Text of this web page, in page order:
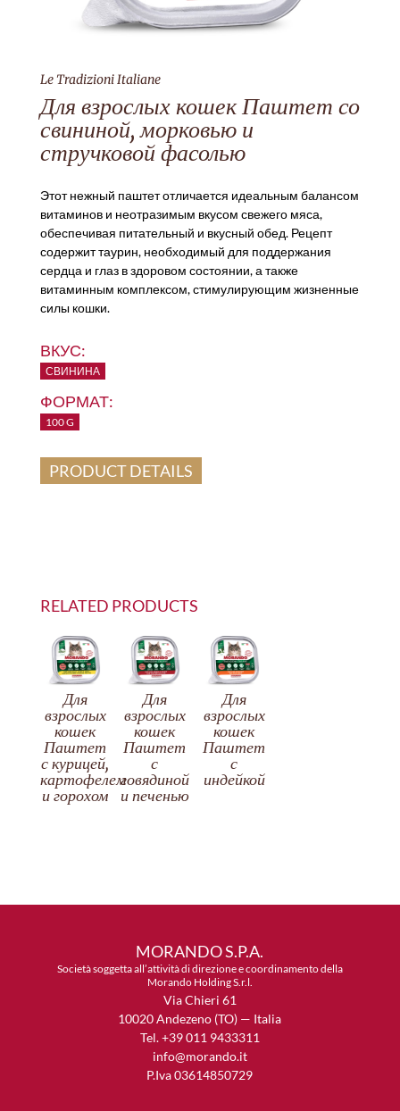
Le Tradizioni Italiane
Для взрослых кошек Паштет со
свининой, морковью и
стручковой фасолью
Этот нежный паштет отличается идеальным балансом
витаминов и неотразимым вкусом свежего мяса,
обеспечивая питательный и вкусный обед. Рецепт
содержит таурин, необходимый для поддержания
сердца и глаз в здоровом состоянии, а также
витаминным комплексом, стимулирующим жизненные
силы кошки.
ВКУС:
СВИНИНА
ФОРМАТ:
100 G
PRODUCT DETAILS
RELATED PRODUCTS
Для
взрослых
кошек
Паштет
с курицей,
картофелем
и горохом
Для
взрослых
кошек
Паштет
с
говядиной
и печенью
Для
взрослых
кошек
Паштет
с
индейкой
MORANDO S.P.A.
Società soggetta all’attività di direzione e coordinamento della
Morando Holding S.r.l.
Via Chieri 61
10020 Andezeno (TO) — Italia
Tel. +39 011 9433311
info@morando.it
P.Iva 03614850729